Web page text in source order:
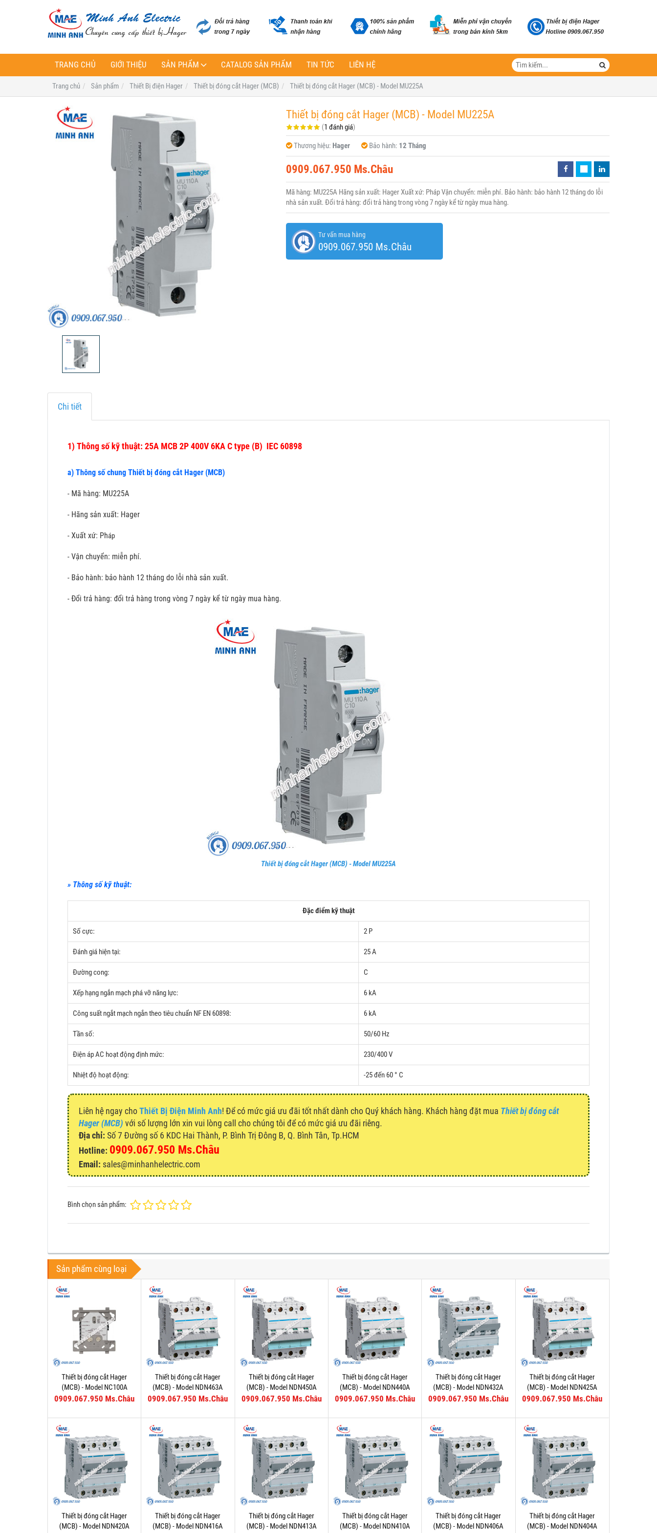
TRANG CHỦ GIỚI THIỆU SẢN PHẨM CATALOG SẢN PHẨM TIN TỨC LIÊN HỆ
Trang chủ Sản phẩm Thiết Bị điện Hager Thiết bị đóng cắt Hager (MCB) Thiết bị đóng cắt Hager (MCB) - Model MU225A
Thiết bị đóng cắt Hager (MCB) - Model MU225A
(1 đánh giá)
Thương hiệu: Hager Bảo hành: 12 Tháng
0909.067.950 Ms.Châu
Mã hàng: MU225A Hãng sản xuất: Hager Xuất xứ: Pháp Vận chuyển: miễn phí. Bảo hành: bảo hành 12 tháng do lỗi
nhà sản xuất. Đổi trả hàng: đổi trả hàng trong vòng 7 ngày kể từ ngày mua hàng.
Tư vấn mua hàng
0909.067.950 Ms.Châu
Chi tiết
1) Thông số kỹ thuật: 25A MCB 2P 400V 6KA C type (B) IEC 60898
a) Thông số chung Thiết bị đóng cắt Hager (MCB)
- Mã hàng: MU225A
- Hãng sản xuất: Hager
- Xuất xứ: Pháp
- Vận chuyển: miễn phí.
- Bảo hành: bảo hành 12 tháng do lỗi nhà sản xuất.
- Đổi trả hàng: đổi trả hàng trong vòng 7 ngày kể từ ngày mua hàng.
Thiết bị đóng cắt Hager (MCB) - Model MU225A
» Thông số kỹ thuật:
Đặc điểm kỹ thuật
Số cực: 2 P
Đánh giá hiện tại: 25 A
Đường cong: C
Xếp hạng ngắn mạch phá vỡ năng lực: 6 kA
Công suất ngắt mạch ngắn theo tiêu chuẩn NF EN 60898: 6 kA
Tần số: 50/60 Hz
Điện áp AC hoạt động định mức: 230/400 V
Nhiệt độ hoạt động: -25 đến 60 ° C
Liên hệ ngay choThiết Bị Điện Minh Anh! Để có mức giá ưu đãi tốt nhất dành cho Quý khách hàng. Khách hàng đặt mua Thiết bị đóng cắt
Hager (MCB) với số lượng lớn xin vui lòng call cho chúng tôi để có mức giá ưu đãi riêng.
Địa chỉ: Số 7 Đường số 6 KDC Hai Thành, P. Bình Trị Đông B, Q. Bình Tân, Tp.HCM
Hotline: 0909.067.950 Ms.Châu
Email: sales@minhanhelectric.com
Bình chọn sản phẩm:
Sản phẩm cùng loại
Thiết bị đóng cắt Hager
(MCB) - Model NC100A
0909.067.950 Ms.Châu
Thiết bị đóng cắt Hager
(MCB) - Model NDN463A
0909.067.950 Ms.Châu
Thiết bị đóng cắt Hager
(MCB) - Model NDN450A
0909.067.950 Ms.Châu
Thiết bị đóng cắt Hager
(MCB) - Model NDN440A
0909.067.950 Ms.Châu
Thiết bị đóng cắt Hager
(MCB) - Model NDN432A
0909.067.950 Ms.Châu
Thiết bị đóng cắt Hager
(MCB) - Model NDN425A
0909.067.950 Ms.Châu
Thiết bị đóng cắt Hager
(MCB) - Model NDN420A
Thiết bị đóng cắt Hager
(MCB) - Model NDN416A
Thiết bị đóng cắt Hager
(MCB) - Model NDN413A
Thiết bị đóng cắt Hager
(MCB) - Model NDN410A
Thiết bị đóng cắt Hager
(MCB) - Model NDN406A
Thiết bị đóng cắt Hager
(MCB) - Model NDN404A